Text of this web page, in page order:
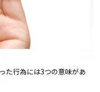
た行為には3つの意味があ